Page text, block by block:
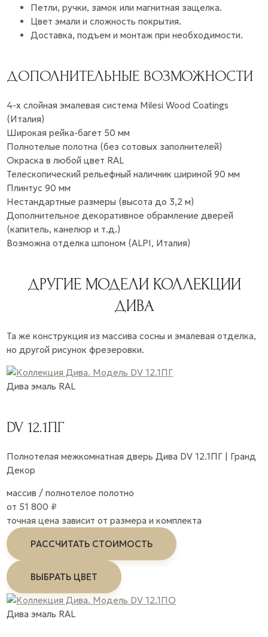
Петли, ручки, замок или магнитная защелка.
Цвет эмали и сложность покрытия.
Доставка, подъем и монтаж при необходимости.
ДОПОЛНИТЕЛЬНЫЕ ВОЗМОЖНОСТИ
4-х слойная эмалевая система Milesi Wood Coatings
(Италия)
Широкая рейка-багет 50 мм
Полнотелые полотна (без сотовых заполнителей)
Окраска в любой цвет RAL
Телескопический рельефный наличник шириной 90 мм
Плинтус 90 мм
Нестандартные размеры (высота до 3,2 м)
Дополнительное декоративное обрамление дверей
(капитель, канелюр и т.д.)
Возможна отделка шпоном (ALPI, Италия)
ДРУГИЕ МОДЕЛИ КОЛЛЕКЦИИ
ДИВА
Та же конструкция из массива сосны и эмалевая отделка,
но другой рисунок фрезеровки.
Дива эмаль RAL
DV 12.1ПГ
Полнотелая межкомнатная дверь Дива DV 12.1ПГ | Гранд
Декор
массив / полнотелое полотно
от 51 800 ₽
точная цена зависит от размера и комплекта
РАССЧИТАТЬ СТОИМОСТЬ
ВЫБРАТЬ ЦВЕТ
Дива эмаль RAL